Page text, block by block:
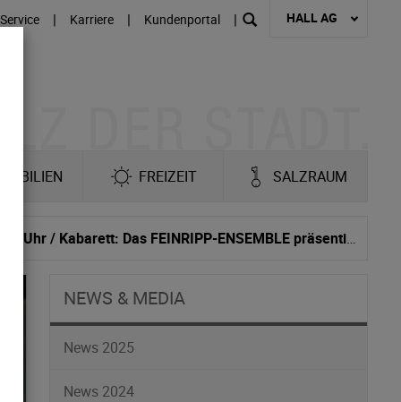
Service | Karriere | Kundenportal | HALL AG
FREIZEIT SALZRAUM
BURGSOMMER / TERMIN: 14. Juni 2018 / Einlass 19:00 Uhr / Kabarett: Das FEINRIPP-ENSEMBLE präsentiert “SHAKESPEARES sämtliche Werke, leicht gekürzt”
NEWS & MEDIA
News 2025
News 2024